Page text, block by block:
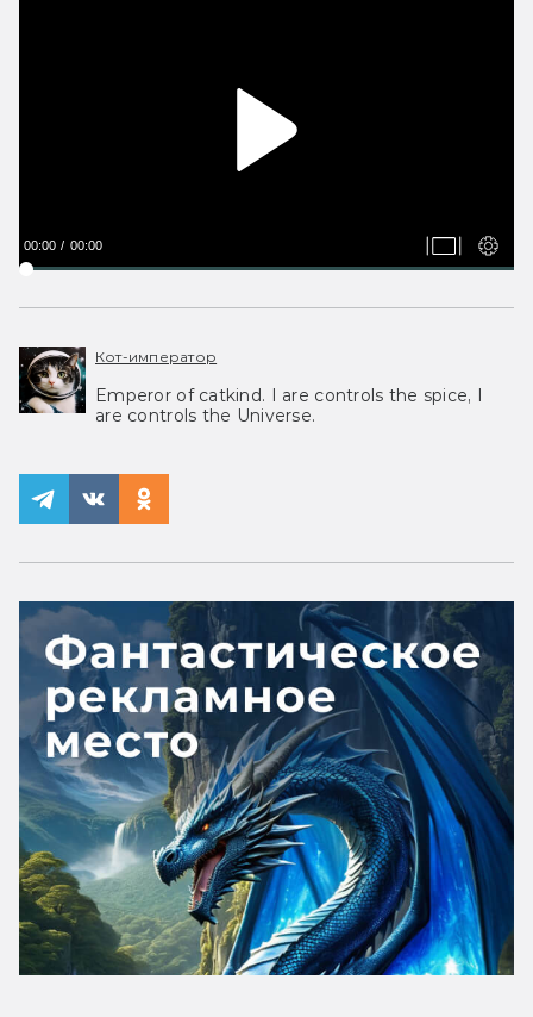
00:00 00:00
Кот-император
Emperor of catkind. I are controls the spice, I
are controls the Universe.